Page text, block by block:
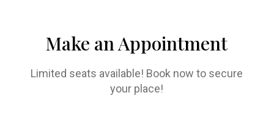
Make an Appointment
Limited seats available! Book now to secure
your place!